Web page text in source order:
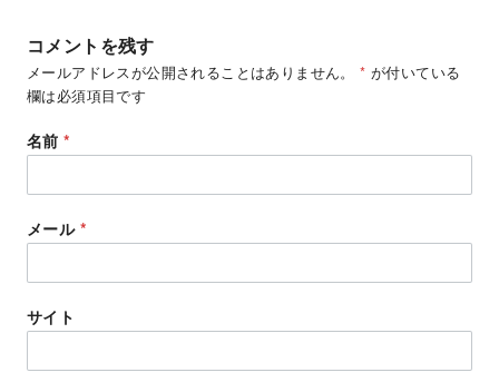
コメントを残す
メールアドレスが公開されることはありません。 * が付いている
欄は必須項目です
名前*
メール *
サイト